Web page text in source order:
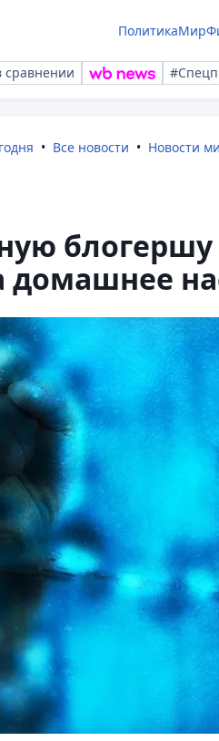
ПолитикаМир
сравнении
Все новости Новости
блогершу
домашнее